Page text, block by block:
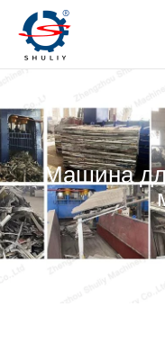
Машина